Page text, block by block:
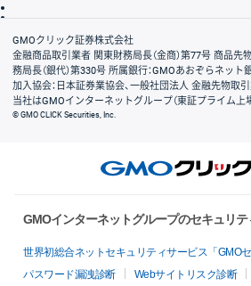
会社案内
GMOクリック証券株式会社
金融商品取引業者 関東財務局長（金商）第77号 商品
務局長（銀代）第330号 所属銀行：GMOあおぞらネット
加入協会：日本証券業協会、一般社団法人 金融先物取
当社はGMOインターネットグループ（東証プライム上
© GMO CLICK Securities, Inc.
GMOインターネットグループのセキュリ
世界初総合ネットセキュリティサービス「GMOセ
パスワード漏洩診断
Webサイトリスク診断